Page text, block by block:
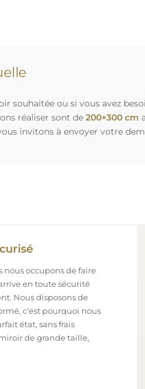
souhaitée ou si vous avez
réaliser sont de 200×300 cm
invitons à envoyer votre
nous occupons de faire
en toute sécurité
Nous disposons de
c’est pourquoi nous
état, sans frais
de grande taille,